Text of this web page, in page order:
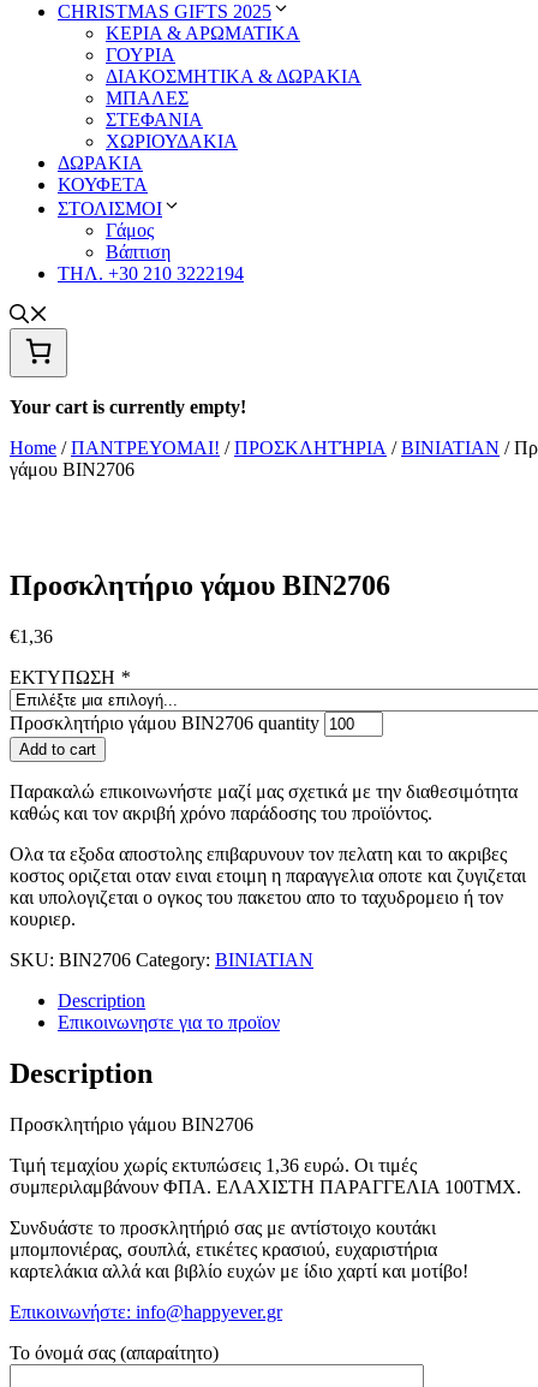
CHRISTMAS GIFTS 2025
ΚΕΡΙΑ & ΑΡΩΜΑΤΙΚΑ
ΓΟΥΡΙΑ
ΔΙΑΚΟΣΜΗΤΙΚΑ & ΔΩΡΑΚΙΑ
ΜΠΑΛΕΣ
ΣΤΕΦΑΝΙΑ
ΧΩΡΙΟΥΔΑΚΙΑ
ΔΩΡΑΚΙΑ
ΚΟΥΦΕΤΑ
ΣΤΟΛΙΣΜΟΙ
Γάμος
Βάπτιση
ΤΗΛ. +30 210 3222194
Your cart is currently empty!
Home /ΠΑΝΤΡΕΥΟΜΑΙ! /ΠΡΟΣΚΛΗΤΉΡΙΑ /BINIATIAN /
γάμου ΒΙΝ2706
Προσκλητήριο γάμου ΒΙΝ2706
€1,36
ΕΚΤΥΠΩΣΗ *
Προσκλητήριο γάμου ΒΙΝ2706 quantity
Add to cart
Παρακαλώ επικοινωνήστε μαζί μας σχετικά με την διαθεσιμότητα
καθώς και τον ακριβή χρόνο παράδοσης του προϊόντος.
Ολα τα εξοδα αποστολης επιβαρυνουν τον πελατη και το ακριβες
κοστος οριζεται οταν ειναι ετοιμη η παραγγελια οποτε και ζυγιζεται
και υπολογιζεται ο ογκος του πακετου απο το ταχυδρομειο ή τον
κουριερ.
SKU: BIN2706 Category: BINIATIAN
Description
Επικοινωνηστε για το προϊoν
Description
Προσκλητήριο γάμου ΒΙΝ2706
Τιμή τεμαχίου χωρίς εκτυπώσεις 1,36 ευρώ. Οι τιμές
συμπεριλαμβάνουν ΦΠΑ. ΕΛΑΧΙΣΤΗ ΠΑΡΑΓΓΕΛΙΑ 100ΤΜΧ.
Συνδυάστε το προσκλητήριό σας με αντίστοιχο κουτάκι
μπομπονιέρας, σουπλά, ετικέτες κρασιού, ευχαριστήρια
καρτελάκια αλλά και βιβλίο ευχών με ίδιο χαρτί και μοτίβο!
Επικοινωνήστε: info@happyever.gr
Το όνομά σας (απαραίτητο)